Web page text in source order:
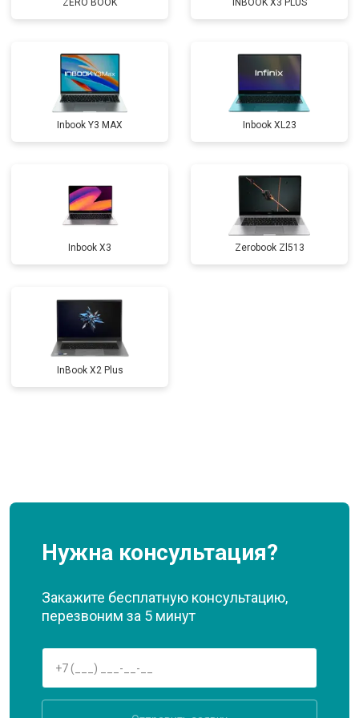
Прошивка BIOS от 1500 ₽ Заказать
Ремонт петель от 3990 ₽
ZERO BOOK INBOOK X3 PLUS
Inbook Y3 MAX Inbook XL23
Inbook X3 Zerobook Zl513
InBook X2 Plus
Нужна консультация?
Закажите бесплатную консультацию,
перезвоним за 5 минут